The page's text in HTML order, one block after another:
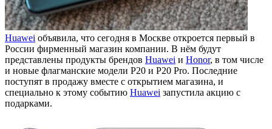
Huawei объявила, что сегодня в Москве откроется первый в
России фирменный магазин компании. В нём будут
представлены продукты брендов Huawei и Honor, в том числе
и новые флагманские модели P20 и P20 Pro. Последние
поступят в продажу вместе с открытием магазина, и
специально к этому событию Huawei запустила акцию с
подарками.